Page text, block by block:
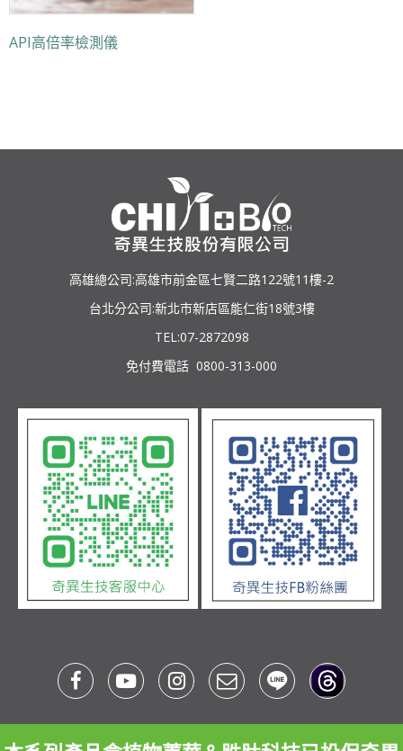
API高倍率檢測儀
高雄總公司:高雄市前金區七賢二路122號11樓-2
台北分公司:新北市新店區能仁街18號3樓
TEL:07-2872098
免付費電話 0800-313-000